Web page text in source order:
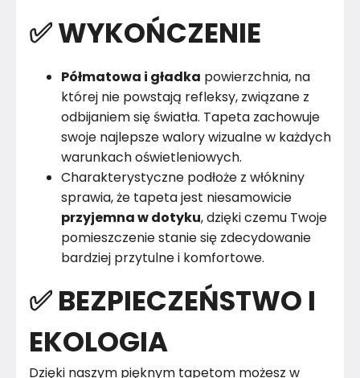
✅ WYKOŃCZENIE
Półmatowa i gładka powierzchnia, na
której nie powstają refleksy, związane z
odbijaniem się światła. Tapeta zachowuje
swoje najlepsze walory wizualne w każdych
warunkach oświetleniowych.
Charakterystyczne podłoże z włókniny
sprawia, że tapeta jest niesamowicie
przyjemna w dotyku, dzięki czemu Twoje
pomieszczenie stanie się zdecydowanie
bardziej przytulne i komfortowe.
✅ BEZPIECZEŃSTWO I
EKOLOGIA
Dzięki naszym pięknym tapetom możesz w